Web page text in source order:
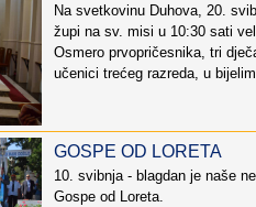
Na svetkovinu Duhova, 20.
župi na sv. misi u 10:30 sati
Osmero prvopričesnika, tri
učenici trećeg razreda, u
GOSPE OD LORETA
10. svibnja - blagdan je naše
Gospe od Loreta.